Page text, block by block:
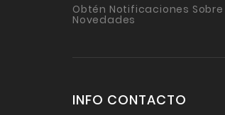
Obtén Notificaciones
Novedades
INFO CONTACTO